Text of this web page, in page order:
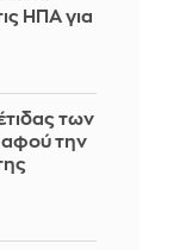
ΗΠΑ για
των
αφού την